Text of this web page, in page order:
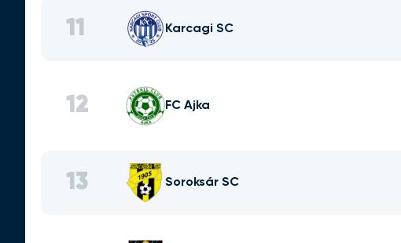
11 Karcagi SC
12 FC Ajka
13 Soroksár SC